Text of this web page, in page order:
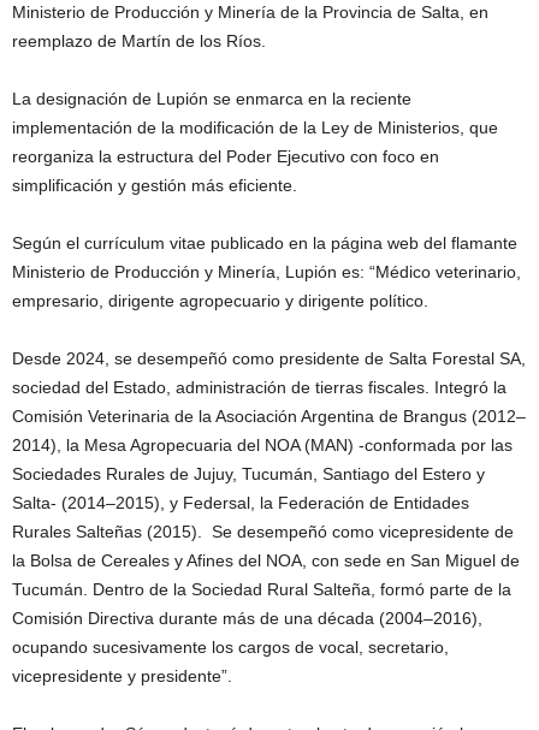
Ministerio de Producción y Minería de la Provincia de Salta, en
reemplazo de Martín de los Ríos.
La designación de Lupión se enmarca en la reciente
implementación de la modificación de la Ley de Ministerios, que
reorganiza la estructura del Poder Ejecutivo con foco en
simplificación y gestión más eficiente.
Según el currículum vitae publicado en la página web del flamante
Ministerio de Producción y Minería, Lupión es: “Médico veterinario,
empresario, dirigente agropecuario y dirigente político.
Desde 2024, se desempeñó como presidente de Salta Forestal SA,
sociedad del Estado, administración de tierras fiscales. Integró la
Comisión Veterinaria de la Asociación Argentina de Brangus (2012–
2014), la Mesa Agropecuaria del NOA (MAN) -conformada por las
Sociedades Rurales de Jujuy, Tucumán, Santiago del Estero y
Salta- (2014–2015), y Federsal, la Federación de Entidades
Rurales Salteñas (2015). Se desempeñó como vicepresidente de
la Bolsa de Cereales y Afines del NOA, con sede en San Miguel de
Tucumán. Dentro de la Sociedad Rural Salteña, formó parte de la
Comisión Directiva durante más de una década (2004–2016),
ocupando sucesivamente los cargos de vocal, secretario,
vicepresidente y presidente”.